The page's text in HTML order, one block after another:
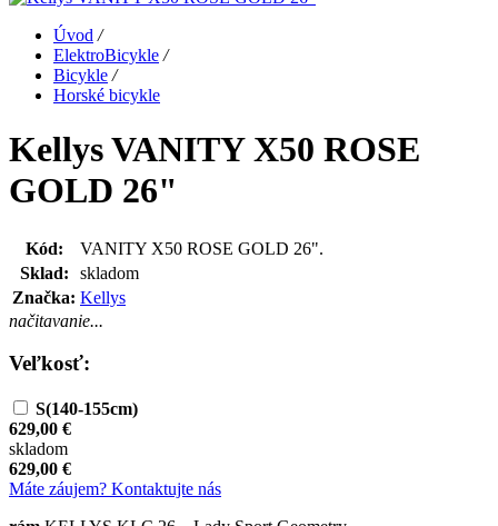
Úvod /
ElektroBicykle /
Bicykle /
Horské bicykle
Kellys VANITY X50 ROSE
GOLD 26"
Kód:
VANITY X50 ROSE GOLD 26".
Sklad:
skladom
Značka: Kellys
načitavanie...
Veľkosť:
S(140-155cm)
629,00 €
skladom
629,00 €
Máte záujem? Kontaktujte nás